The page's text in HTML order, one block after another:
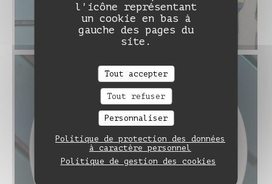
l'icône représentant
un cookie en bas à
gauche des pages du
site.
Tout accepter
Tout refuser
Personnaliser
Politique de protection des données
à caractère personnel
Politique de gestion des cookies